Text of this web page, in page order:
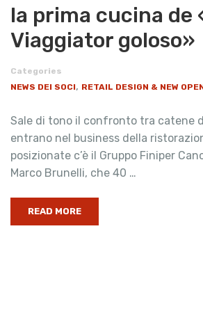
la prima cucina de
Viaggiator goloso»
Categories
NEWS DEI SOCI, RETAIL DESIGN & NEW
Sale di tono il confronto tra catene
entrano nel business della
posizionate c’è il Gruppo Finiper
Marco Brunelli, che 40 …
READ MORE